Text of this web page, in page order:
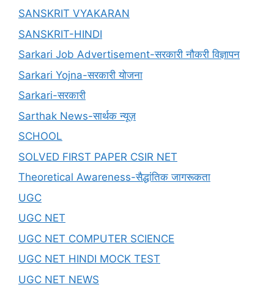
SANSKRIT VYAKARAN
SANSKRIT-HINDI
Sarkari Job Advertisement-सरकारी नौकरी विज्ञापन
Sarkari Yojna-सरकारी योजना
Sarkari-सरकारी
Sarthak News-सार्थक न्यूज़
SCHOOL
SOLVED FIRST PAPER CSIR NET
Theoretical Awareness-सैद्धांतिक जागरूकता
UGC
UGC NET
UGC NET COMPUTER SCIENCE
UGC NET HINDI MOCK TEST
UGC NET NEWS